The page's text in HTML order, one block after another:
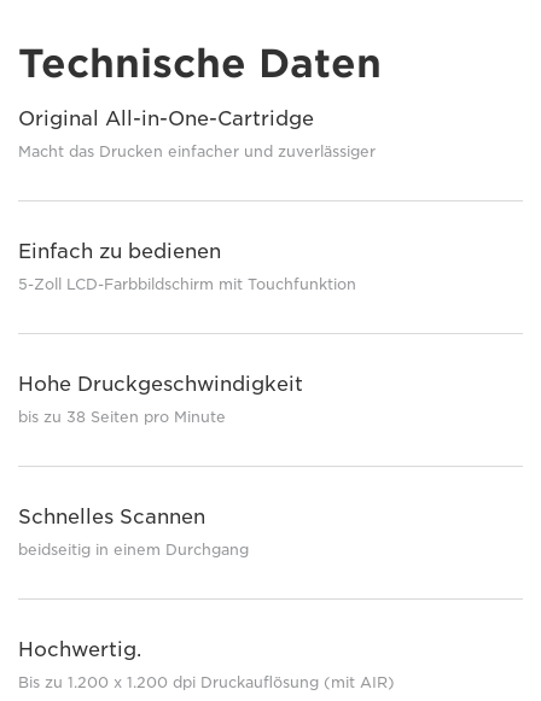
Technische Daten
Original All-in-One-Cartridge
Macht das Drucken einfacher und zuverlässiger
Einfach zu bedienen
5-Zoll LCD-Farbbildschirm mit Touchfunktion
Hohe Druckgeschwindigkeit
bis zu 38 Seiten pro Minute
Schnelles Scannen
beidseitig in einem Durchgang
Hochwertig.
Bis zu 1.200 x 1.200 dpi Druckauflösung (mit AIR)